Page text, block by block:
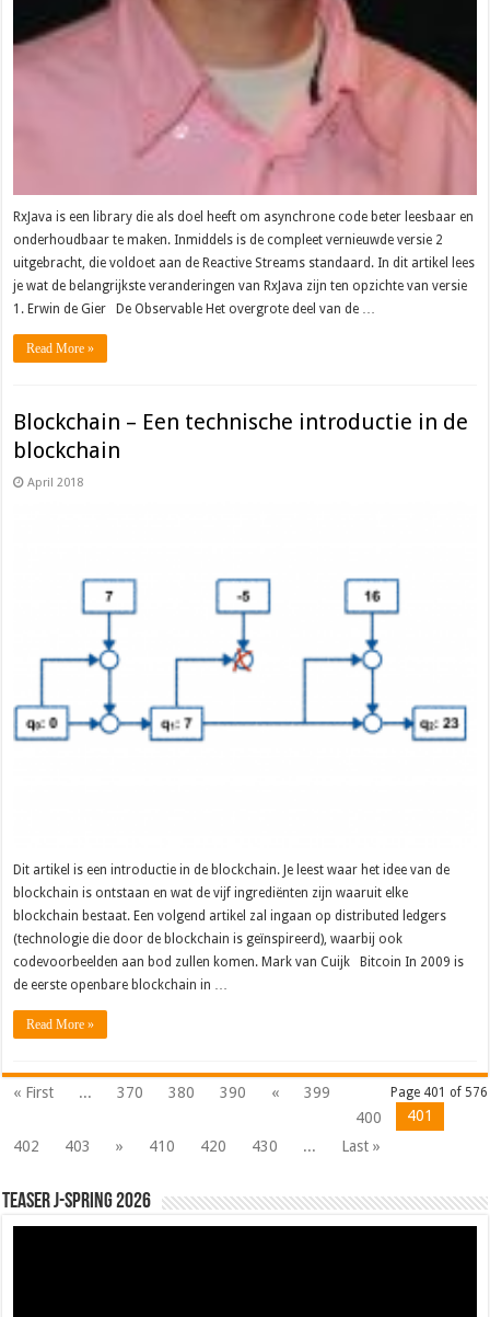
RxJava is een library die als doel heeft om asynchrone code beter leesbaar en
onderhoudbaar te maken. Inmiddels is de compleet vernieuwde versie 2
uitgebracht, die voldoet aan de Reactive Streams standaard. In dit artikel lees
je wat de belangrijkste veranderingen van RxJava zijn ten opzichte van versie
1. Erwin de Gier De Observable Het overgrote deel van de …
Read More »
Blockchain – Een technische introductie in de
blockchain
April 2018
Dit artikel is een introductie in de blockchain. Je leest waar het idee van de
blockchain is ontstaan en wat de vijf ingrediënten zijn waaruit elke
blockchain bestaat. Een volgend artikel zal ingaan op distributed ledgers
(technologie die door de blockchain is geïnspireerd), waarbij ook
codevoorbeelden aan bod zullen komen. Mark van Cuijk Bitcoin In 2009 is
de eerste openbare blockchain in …
Read More »
Page 401 of 576
« First ... 370 380 390 «
399
400
401
402
403 » 410 420 430 ... Last »
Teaser J-Spring 2026